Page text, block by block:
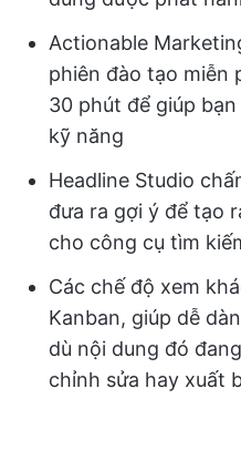
Actionable
phiên đào tạo miễn
30 phút để giúp
kỹ năng
Headline Studio
đưa ra gợi ý để tạo
cho công cụ tìm
Các chế độ xem
Kanban, giúp dễ
dù nội dung đó
chỉnh sửa hay xuất